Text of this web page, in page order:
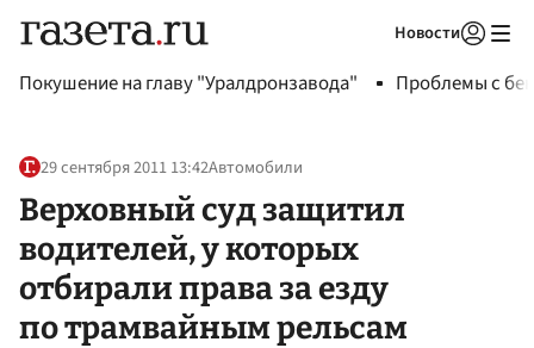
Новости
Покушение на главу "Уралдронзавода" Проблемы с
29 сентября 2011 13:42Автомобили
Верховный суд защитил
водителей, у которых
отбирали права за езду
по трамвайным рельсам